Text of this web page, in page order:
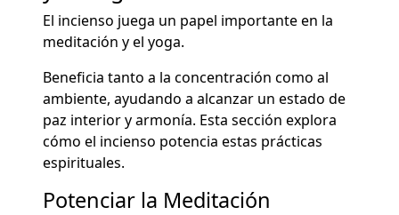
El incienso juega un papel importante en la
meditación y el yoga.
Beneficia tanto a la concentración como al
ambiente, ayudando a alcanzar un estado de
paz interior y armonía. Esta sección explora
cómo el incienso potencia estas prácticas
espirituales.
Potenciar la Meditación